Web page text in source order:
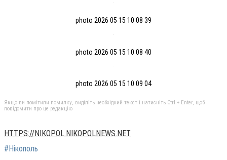
photo 2026 05 15 10 08 39
photo 2026 05 15 10 08 40
photo 2026 05 15 10 09 04
Якщо ви помітили помилку, виділіть необхідний текст і натисніть Ctrl + Enter, щоб
повідомити про це редакцію
HTTPS://NIKOPOL.NIKOPOLNEWS.NET
#Нікополь